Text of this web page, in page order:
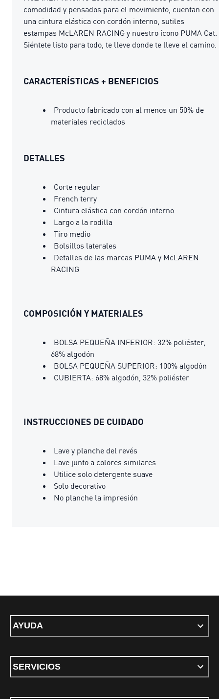
comodidad y pensados para el movimiento, cuentan con
una cintura elástica con cordón interno, sutiles
estampas McLAREN RACING y nuestro ícono PUMA Cat.
Siéntete listo para todo, te lleve donde te lleve el camino.
CARACTERÍSTICAS + BENEFICIOS
Producto fabricado con al menos un 50% de
materiales reciclados
DETALLES
Corte regular
French terry
Cintura elástica con cordón interno
Largo a la rodilla
Tiro medio
Bolsillos laterales
Detalles de las marcas PUMA y McLAREN
RACING
COMPOSICIÓN Y MATERIALES
BOLSA PEQUEÑA INFERIOR: 32% poliéster,
68% algodón
BOLSA PEQUEÑA SUPERIOR: 100% algodón
CUBIERTA: 68% algodón, 32% poliéster
INSTRUCCIONES DE CUIDADO
Lave y planche del revés
Lave junto a colores similares
Utilice solo detergente suave
Solo decorativo
No planche la impresión
AYUDA
SERVICIOS